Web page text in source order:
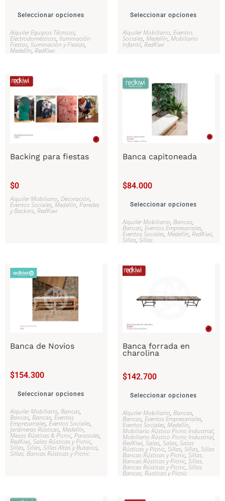
Seleccionar opciones
Alquiler Equipos Técnicos,
Electrodomésticos, Iluminación
Fiestas, Iluminación y Fiestas,
Medellín, RedKiwi
Seleccionar opciones
Alquiler Mobiliario, Eventos
Sociales, Medellín,Mobiliario
Infantil,RedKiwi
Backing para fiestas
$0
Alquiler Mobiliario, Decoración,
Eventos Sociales, Medellín, Paredes
y Backins, RedKiwi
Banca capitoneada
$84.000
Seleccionar opciones
Alquiler Mobiliario, Bancas,
Bancas, Eventos Empresariales,
Eventos Sociales, Medellín, RedKiwi,
Sillas, Sillas
Banca de Novios
$154.300
Seleccionar opciones
Alquiler Mobiliario, Bancas,
Bancas, Bancas, Eventos
Empresariales, Eventos Sociales,
Jardineras Rústicas, Medellín,
Mesas Rústicas & Picnic, Parasoles,
RedKiwi, Salas Rústicas y Picnic,
Sillas, Sillas, Sillas Altas y Butacos,
Sillas, Bancas Rústicas y Picnic
Banca forrada en
charolina
$142.700
Seleccionar opciones
Alquiler Mobiliario, Bancas,
Bancas, Eventos Empresariales,
Eventos Sociales, Medellín,
Mobiliario Rústico Picnic Industrial,
Mobiliario Rústico Picnic Industrial,
RedKiwi, Salas, Salas, Salas
Rústicas y Picnic, Sillas, Sillas, Sillas
Bancas Rústicas y Picnic, Sillas,
Bancas Rústicas y Picnic, Sillas,
Bancas Rústicas y Picnic, Sillas.
Bancas, Rusticas y Picnic